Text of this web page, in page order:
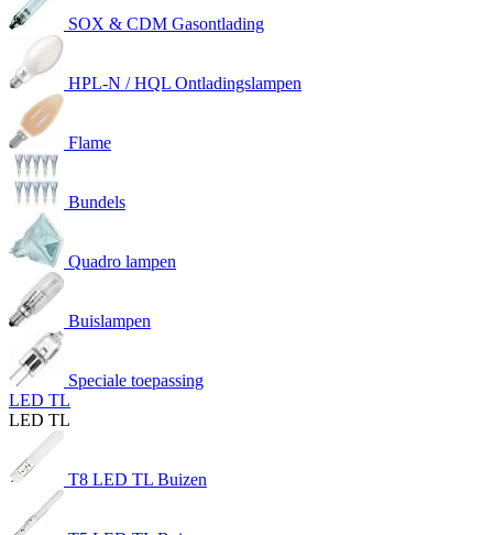
SOX & CDM Gasontlading
HPL-N / HQL Ontladingslampen
Flame
Bundels
Quadro lampen
Buislampen
Speciale toepassing
LED TL
LED TL
T8 LED TL Buizen